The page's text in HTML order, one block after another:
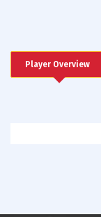
Player Overview